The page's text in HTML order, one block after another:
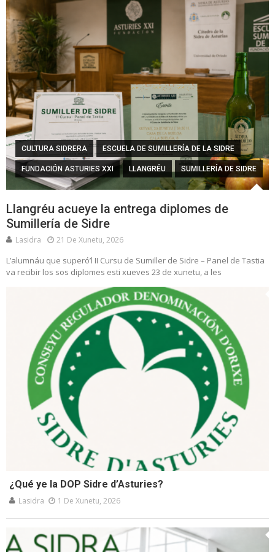
CULTURA SIDRERA ESCUELA DE SUMILLERÍA DE LA SIDRE
FUNDACIÓN ASTURIES XXI LLANGRÉU SUMILLERÍA DE SIDRE
Llangréu acueye la entrega diplomes de
Sumillería de Sidre
Lasidra 21 De Xunetu, 2026
L’alumnáu que superó’l II Cursu de Sumiller de Sidre – Panel de Tastia
va recibir los sos diplomes esti xueves 23 de xunetu, a les
¿Qué ye la DOP Sidre d’Asturies?
Lasidra 1 De Xunetu, 2026